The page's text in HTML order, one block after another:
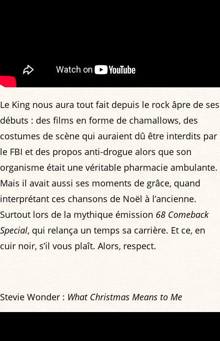
Le King nous aura tout fait depuis le rock âpre de ses
débuts : des films en forme de chamallows, des
costumes de scène qui auraient dû être interdits par
le FBI et des propos anti-drogue alors que son
organisme était une véritable pharmacie ambulante.
Mais il avait aussi ses moments de grâce, quand
interprétant ces chansons de Noël à l’ancienne.
Surtout lors de la mythique émission 68 Comeback
Special, qui relança un temps sa carrière. Et ce, en
cuir noir, s’il vous plaît. Alors, respect.
Stevie Wonder : What Christmas Means to Me